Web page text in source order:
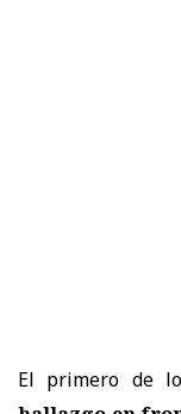
El primero de